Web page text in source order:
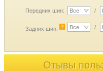
Передних шин: Все /
Задних шин: ? Все /
Отывы